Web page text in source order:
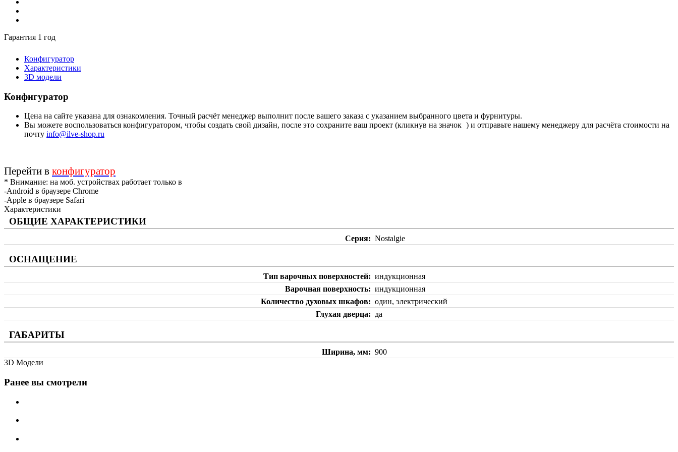
Гарантия 1 год
Конфигуратор
Характеристики
3D модели
Конфигуратор
Цена на сайте указана для ознакомления. Точный расчёт менеджер выполнит после вашего заказа с указанием выбранного цвета и фурнитуры.
Вы можете воспользоваться конфигуратором, чтобы создать свой дизайн, после это сохраните ваш проект (кликнув на значок ) и отправьте нашему менеджеру для расчёта стоимости на
почту info@ilve-shop.ru
Перейти в конфигуратор
* Внимание: на моб. устройствах работает только в
-Android в браузере Chrome
-Apple в браузере Safari
Характеристики
ОБЩИЕ ХАРАКТЕРИСТИКИ
Серия Nostalgie
ОСНАЩЕНИЕ
Тип варочных поверхностей
индукционная
Варочная поверхность
индукционная
Количество духовых шкафов
один, электрический
Глухая дверца
да
ГАБАРИТЫ
Ширина, мм
900
3D Модели
Ранее вы смотрели